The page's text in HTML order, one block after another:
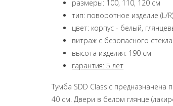
размеры: 100, 110, 120 см
тип: поворотное изделие (L/R)
цвет: корпус - белый,
витраж с безопасного
высота изделия: 190 см
гарантия: 5 лет
Тумба SDD Classic
40 см. Двери в белом глянце